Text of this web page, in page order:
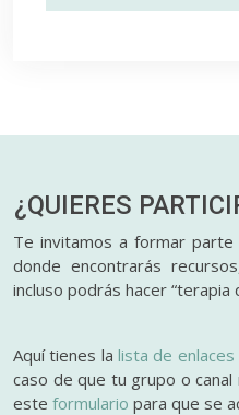
¿QUIERES
Te invitamos a formar
donde encontrarás
incluso podrás hacer “terapia
Aquí tienes lalista de
caso de que tu grupo o
este formulario para que se